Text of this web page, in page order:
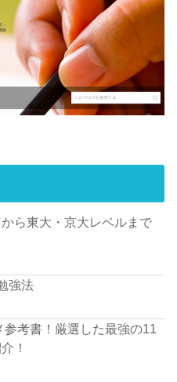
ら東大・京大レベルまで
強法
参考書！厳選した最強の11
！